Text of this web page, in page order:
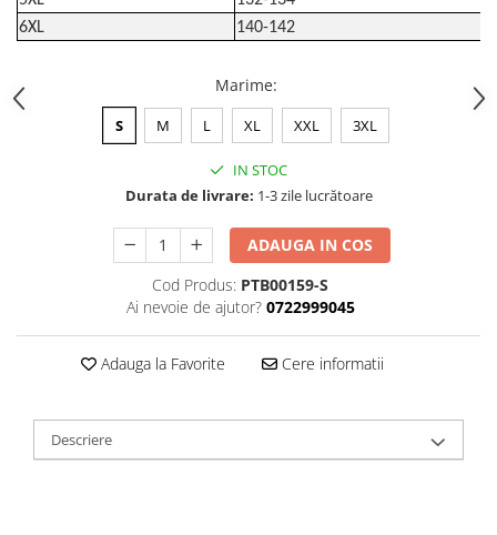
6XL
140-142
Marime:
S M L XL XXL 3XL
IN STOC
Durata de livrare: 1-3 zile lucrătoare
ADAUGA IN COS
Cod Produs: PTB00159-S
Ai nevoie de ajutor? 0722999045
Adauga la Favorite Cere informatii
Descriere